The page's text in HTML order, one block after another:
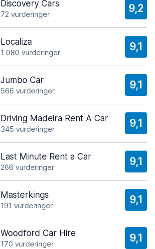
Discovery Cars
72 vurderinger 9,2
Localiza
1 080 vurderinger 9,1
Jumbo Car
566 vurderinger 9,1
Driving Madeira Rent A Car
345 vurderinger 9,1
Last Minute Rent a Car
266 vurderinger 9,1
Masterkings
191 vurderinger 9,1
Woodford Car Hire
170 vurderinger 9,1